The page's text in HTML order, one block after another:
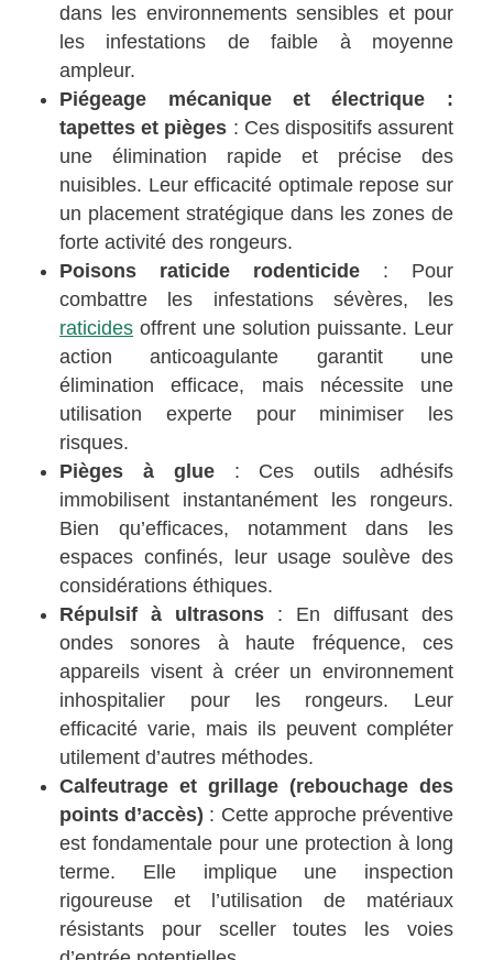
dans les environnements sensibles et pour
les infestations de faible à moyenne
ampleur.
Piégeage mécanique et électrique :
tapettes et pièges : Ces dispositifs assurent
une élimination rapide et précise des
nuisibles. Leur efficacité optimale repose sur
un placement stratégique dans les zones de
forte activité des rongeurs.
Poisons raticide rodenticide : Pour
combattre les infestations sévères, les
raticides offrent une solution puissante. Leur
action anticoagulante garantit une
élimination efficace, mais nécessite une
utilisation experte pour minimiser les
risques.
Pièges à glue: Ces outils adhésifs
immobilisent instantanément les rongeurs.
Bien qu’efficaces, notamment dans les
espaces confinés, leur usage soulève des
considérations éthiques.
Répulsif à ultrasons : En diffusant des
ondes sonores à haute fréquence, ces
appareils visent à créer un environnement
inhospitalier pour les rongeurs. Leur
efficacité varie, mais ils peuvent compléter
utilement d’autres méthodes.
Calfeutrage et grillage (rebouchage des
points d’accès) : Cette approche préventive
est fondamentale pour une protection à long
terme. Elle implique une inspection
rigoureuse et l’utilisation de matériaux
résistants pour sceller toutes les voies